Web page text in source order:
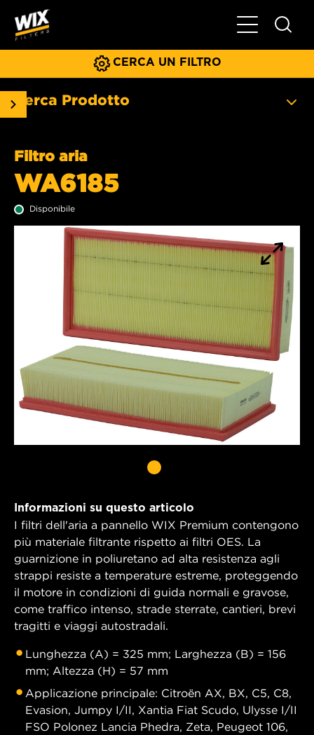
Menu
CERCA UN FILTRO
Cerca Prodotto
Filtro aria
WA6185
Disponibile
Informazioni su questo articolo
I filtri dell'aria a pannello WIX Premium contengono
più materiale filtrante rispetto ai filtri OES. La
guarnizione in poliuretano ad alta resistenza agli
strappi resiste a temperature estreme, proteggendo
il motore in condizioni di guida normali e gravose,
come traffico intenso, strade sterrate, cantieri, brevi
tragitti e viaggi autostradali.
Lunghezza (A) = 325 mm; Larghezza (B) = 156
mm; Altezza (H) = 57 mm
Applicazione principale: Citroën AX, BX, C5, C8,
Evasion, Jumpy I/II, Xantia Fiat Scudo, Ulysse I/II
FSO Polonez Lancia Phedra, Zeta, Peugeot 106,